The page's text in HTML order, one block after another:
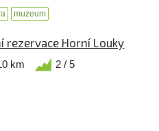
muzeum
rezervace Horní Louky
km 2 / 5